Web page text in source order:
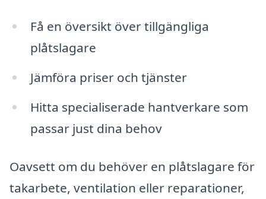
Få en översikt över tillgängliga
plåtslagare
Jämföra priser och tjänster
Hitta specialiserade hantverkare som
passar just dina behov
Oavsett om du behöver en plåtslagare för
takarbete, ventilation eller reparationer,